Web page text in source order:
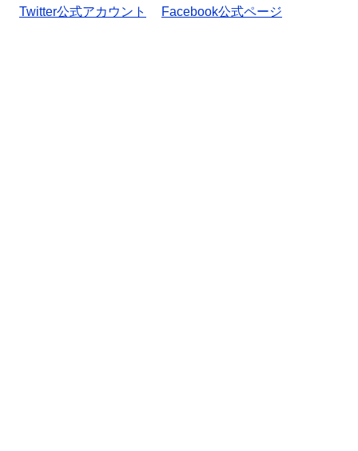
Twitter公式アカウント
Facebook公式ページ